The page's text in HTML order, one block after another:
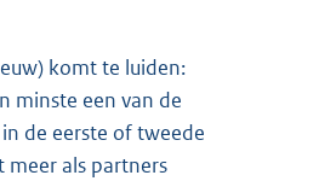
komt te luiden:
minste een van de
de eerste of tweede
meer als partners